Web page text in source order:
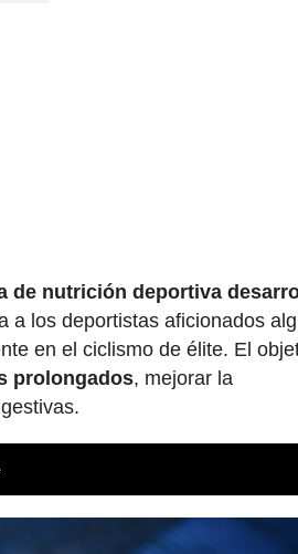
de nutrición deportiva
a los deportistas aficionados
en el ciclismo de élite. El
prolongados, mejorar la